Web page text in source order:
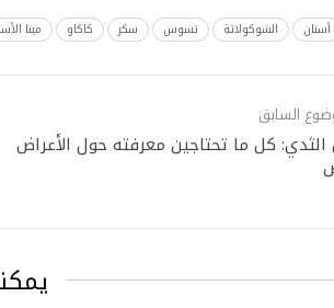
أسنان الشوكولاتة تسوس سكر كاكاو مينا
السابق
كل ما تحتاجين معرفته حول الأعراض